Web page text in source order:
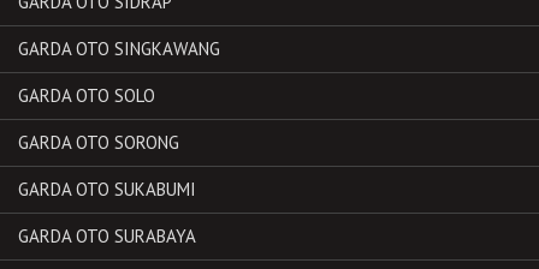
GARDA OTO SINGKAWANG
GARDA OTO SOLO
GARDA OTO SORONG
GARDA OTO SUKABUMI
GARDA OTO SURABAYA